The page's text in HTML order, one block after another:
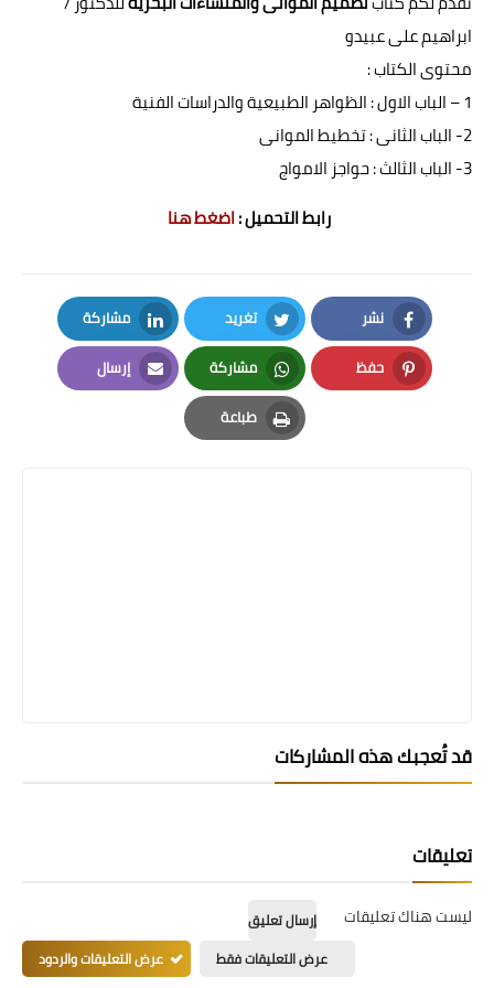
ابراهيم على عبيدو
محتوى الكتاب :
1 – الباب الاول : الظواهر الطبيعية والدراسات الفنية
2- الباب الثانى : تخطيط الموانى
3- الباب الثالث : حواجز الامواج
رابط التحميل :اضغط هنا
نشر
Facebook
تغريد
Twitter
مشاركة
LinkedIn
حفظ
Pinterest
مشاركة
Whatsapp
إرسال
Email
طباعة
Print
قد تُعجبك هذه المشاركات
تعليقات
ليست هناك تعليقات
إرسال تعليق
عرض التعليقات فقط
عرض التعليقات والردود